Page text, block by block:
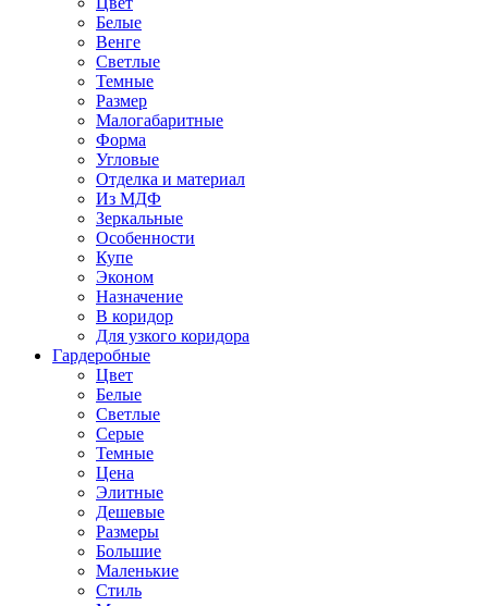
Белые
Венге
Светлые
Темные
Размер
Малогабаритные
Форма
Угловые
Отделка и материал
Из МДФ
Зеркальные
Особенности
Купе
Эконом
Назначение
В коридор
Для узкого коридора
Гардеробные
Цвет
Белые
Светлые
Серые
Темные
Цена
Элитные
Дешевые
Размеры
Большие
Маленькие
Стиль